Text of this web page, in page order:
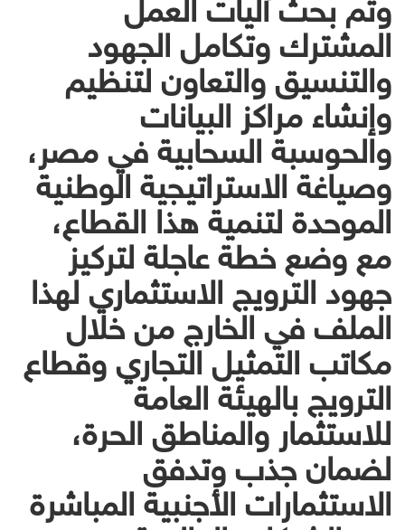
المشترك وتكامل الجهود
والتنسيق والتعاون لتنظيم
وإنشاء مراكز البيانات
والحوسبة السحابية في مصر،
وصياغة الاستراتيجية الوطنية
الموحدة لتنمية هذا القطاع،
مع وضع خطة عاجلة لتركيز
جهود الترويج الاستثماري لهذا
الملف في الخارج من خلال
مكاتب التمثيل التجاري وقطاع
الترويج بالهيئة العامة
للاستثمار والمناطق الحرة،
لضمان جذب وتدفق
الاستثمارات الأجنبية المباشرة